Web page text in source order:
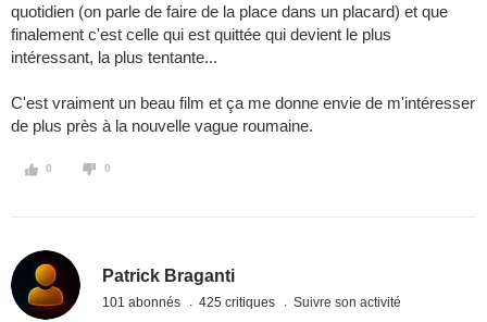
quotidien (on parle de faire de la place dans un placard) et que
finalement c'est celle qui est quittée qui devient le plus
intéressant, la plus tentante...
C'est vraiment un beau film et ça me donne envie de m'intéresser
de plus près à la nouvelle vague roumaine.
0 0
Patrick Braganti
101 abonnés 425 critiques Suivre son activité